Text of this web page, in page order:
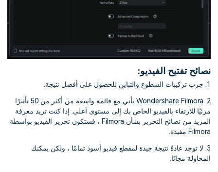
نصائح تفتيح الفيديو:
1. جرب تركيبات السطوع والتباين للحصول على أفضل نتيجة.
2.
Wondershare Filmora
يأتي مع قائمة واسعة من أكثر من 50 تأثيرًا
مرئيًا للارتقاء بالفيديو الخاص بك إلى مستوى أعلى. إذا كنت تريد معرفة
المزيد من نصائح التحرير بشأن Filmora ، فستكون تحرير الفيديو بواسطة
Filmora مفيدة.
3. لا توجد عادةً نتيجة جيدة لمقطع فيديو أسود تمامًا ، ولكن يمكنك
المحاولة مجانًا.